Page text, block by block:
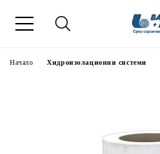
Начало Хидроизолационни системи